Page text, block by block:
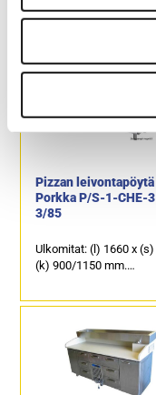
(k) 900 + jauhoreunat
mm.
Työpöytätasoa kiertää
jauhoreunat.
Laatikoiden
Pizzan leivontapöytä
Porkka P/S-1-CHE-
3/85
Ulkomitat: (l) 1660 x (s)
(k) 900/1150 mm.
kallistettu
1 kpl kylmäkaappi ja 6
kylmävetolaatikoita,
kapasiteetti on GN 1/1-